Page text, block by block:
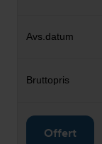
Offert